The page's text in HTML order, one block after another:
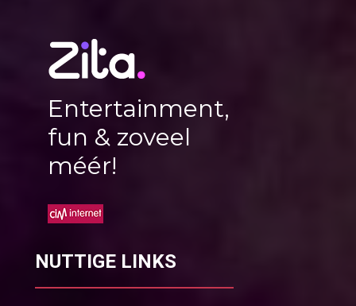
Entertainment,
fun & zoveel
méér!
NUTTIGE LINKS